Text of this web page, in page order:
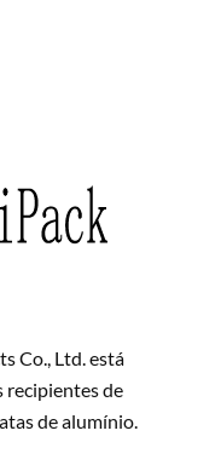
Co., Ltd. está
recipientes de
de alumínio.